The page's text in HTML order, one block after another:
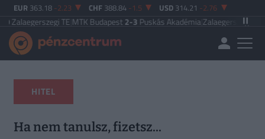
EUR 363.18 -2.23 CHF 388.84 -1.5 USD 314.21 -2.76
TE|MTK Budapest2-3Puskás Akadémia|Zalaegerszegi TE5-2 Paksi
HITEL
Ha nem tanulsz, fizetsz...